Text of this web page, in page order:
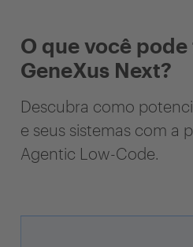
O que você
GeneXus Next?
Descubra como
e seus sistemas com a
Agentic Low-Code.